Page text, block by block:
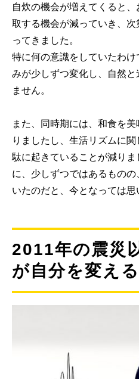
自炊の機会が増えてくると
取する機会が減っていき、次
ってきました。
特に何の意識をしていたわ
みが少しずつ変化し、自然
ません。
また、同時期には、和食を
りましたし、生活リズムに
駄に起きていることが減り
に、少しずつではあるもの
いたのだと、今となっては思
2011年の震災
が自分を変え